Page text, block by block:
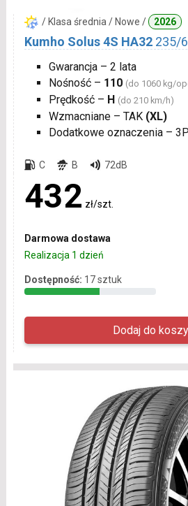
/ Klasa średnia / Nowe / 2026
Kumho Solus 4S HA32 235/
Gwarancja – 2 lata
Nośność – 110 (do 1060 kg/
Prędkość – H (do 210 km/h)
Wzmacniane – TAK (XL)
Dodatkowe oznaczenia –
C B 72dB
432 zł/szt.
Darmowa dostawa
Realizacja 1 dzień
Dostępność: 17 sztuk